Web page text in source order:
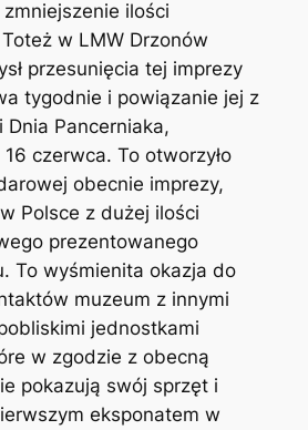
ilości
w LMW Drzonów
przesunięcia tej imprezy
tygodnie i powiązanie jej z
Dnia Pancerniaka,
czerwca. To otworzyło
obecnie imprezy,
w Polsce z dużej ilości
prezentowanego
To wyśmienita okazja do
muzeum z innymi
jednostkami
w zgodzie z obecną
pokazują swój sprzęt i
eksponatem w